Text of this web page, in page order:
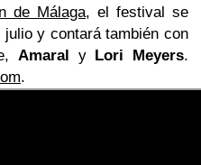
de Málaga, el festival se
y contará también con
Amaral y Lori Meyers.
.